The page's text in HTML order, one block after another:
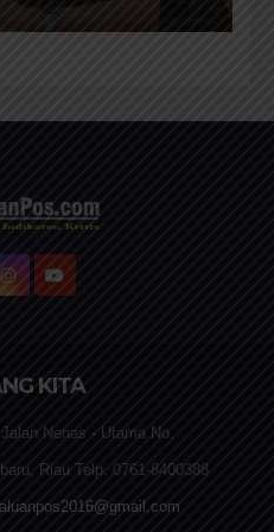
Masyarakat
KITA
Nenas - Utama No.
Riau Telp. 0761-8400388